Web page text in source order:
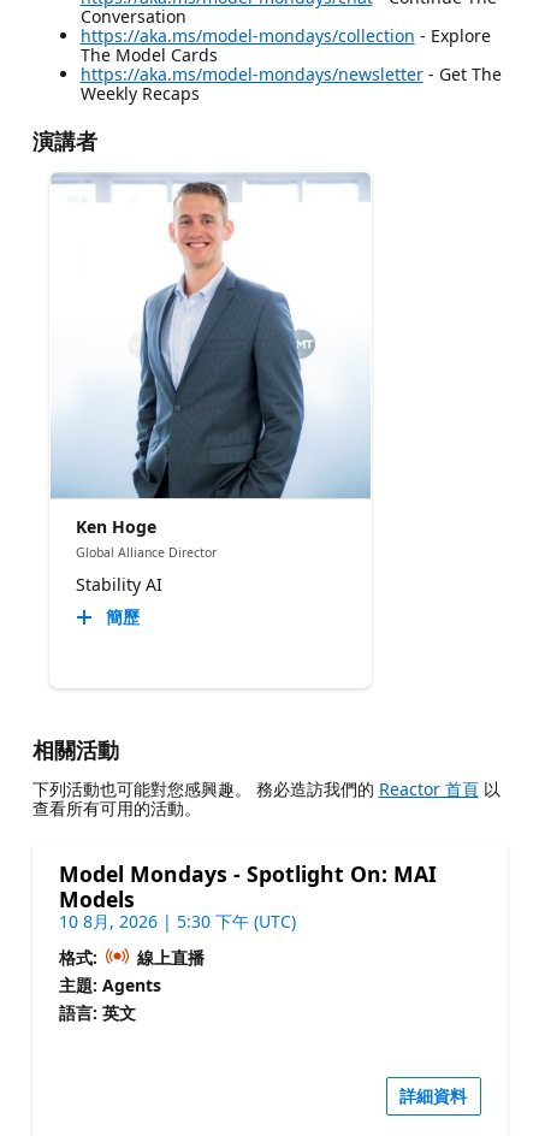
Conversation
https://aka.ms/model-mondays/collection - Explore
The Model Cards
https://aka.ms/model-mondays/newsletter- Get The
Weekly Recaps
演講者
Ken Hoge
Global Alliance Director
Stability AI
簡歷
相關活動
下列活動也可能對您感興趣。 務必造訪我們的 Reactor 首頁以
查看所有可用的活動。
Model Mondays - Spotlight On: MAI
Models
10 8月, 2026 | 5:30 下午 (UTC)
格式:
線上直播
主題: Agents
語言: 英文
詳細資料